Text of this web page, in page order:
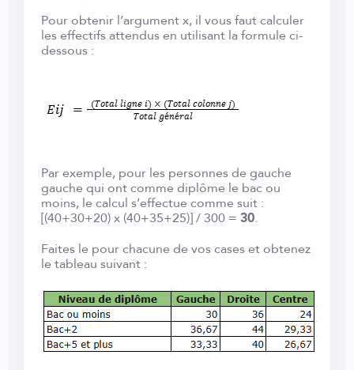
Pour obtenir l’argument x, il vous faut calculer
les effectifs attendus en utilisant la formule ci-
dessous :
Par exemple, pour les personnes de gauche
gauche qui ont comme diplôme le bac ou
moins, le calcul s’effectue comme suit :
[(40+30+20) x (40+35+25)] / 300 = 30.
Faites le pour chacune de vos cases et obtenez
le tableau suivant :